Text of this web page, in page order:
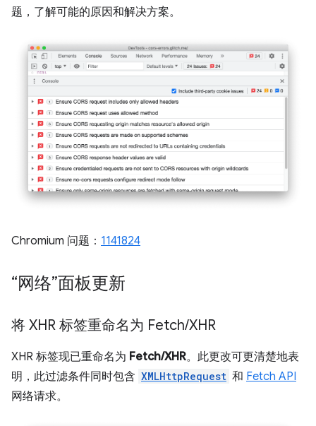
题，了解可能的原因和解决方案。
Chromium 问题： 1141824
“网络”面板更新
将 XHR 标签重命名为 Fetch/XHR
XHR 标签现已重命名为 Fetch/XHR。此更改可更清楚地表
明，此过滤条件同时包含 XMLHttpRequest 和 Fetch API
网络请求。